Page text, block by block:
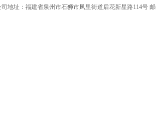
司地址：福建省泉州市石狮市凤里街道后花新星路114号 邮